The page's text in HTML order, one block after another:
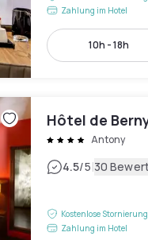
Zahlung im Hotel
10h - 18h
Hôtel de
Antony
4.5/5|30
Kostenlose Stornierung
Zahlung im Hotel